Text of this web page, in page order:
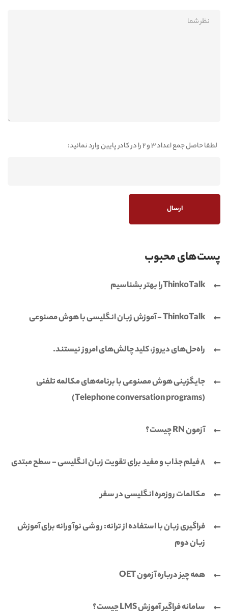
لطفا حاصل جمع اعداد 3 و 2 را در کادر پایین وارد نمائید:
پست‌های محبوب
ThinkoTalkرا بهتر بشناسیم
ThinkoTalk - آموزش زبان انگلیسی با هوش مصنوعی
راه‌حل‌های دیروز، کلید چالش‌های امروز نیستند.
جایگزینی هوش مصنوعی با برنامه‌های مکالمه تلفنی
(Telephone conversation programs)
آزمون RN چیست؟
8 فیلم جذاب و مفید برای تقویت زبان انگلیسی - سطح مبتدی
مکالمات روزمره انگلیسی در سفر
فراگیری زبان با استفاده از ترانه: روشی نوآورانه برای آموزش
زبان دوم
همه چیز درباره آزمون OET
سامانه فراگیر آموزش LMS چیست؟